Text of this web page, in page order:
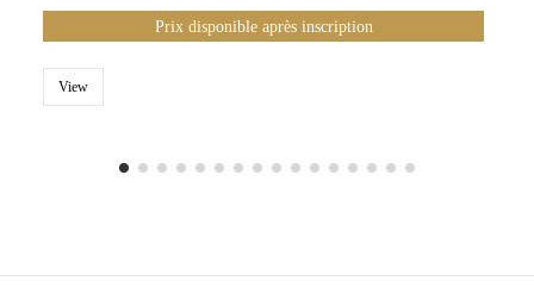
Prix disponible après inscription
View